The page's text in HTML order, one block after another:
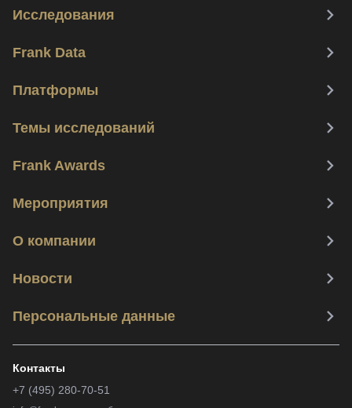
Исследования
Frank Data
Платформы
Темы исследований
Frank Awards
Мероприятия
О компании
Новости
Персональные данные
Контакты
+7 (495) 280-70-51